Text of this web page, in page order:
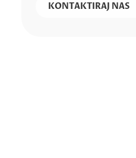
KONTAKTIRAJ NAS